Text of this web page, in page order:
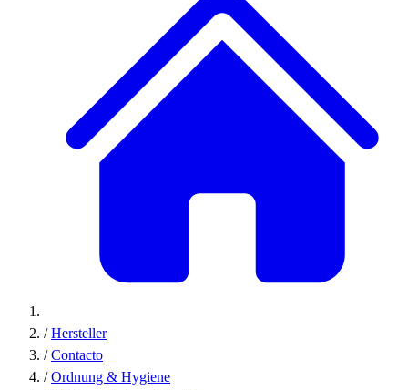
/ Hersteller
/ Contacto
/ Ordnung & Hygiene